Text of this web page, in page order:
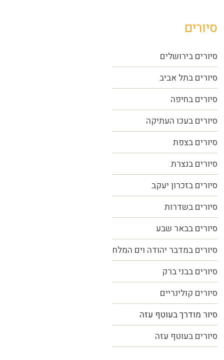
סיורים
סיורים בירושלים
סיורים בתל אביב
סיורים בחיפה
סיורים בעכו העתיקה
סיורים בצפת
סיורים בנצרת
סיורים בזכרון יעקב
סיורים בשדרות
סיורים בבאר שבע
סיורים במדבר יהודה וים המלח
סיורים בבני ברק
סיורים קולינריים
סיור מודרך בעוטף עזה
סיורים בעוטף עזה